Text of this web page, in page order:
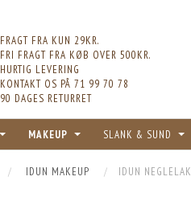
FRAGT FRA KUN 29KR.
FRI FRAGT FRA KØB OVER 500KR.
HURTIG LEVERING
KONTAKT OS PÅ 71 99 70 78
90 DAGES RETURRET
MAKEUP SLANK & SUND
IDUN MAKEUP IDUN NEGLELAK